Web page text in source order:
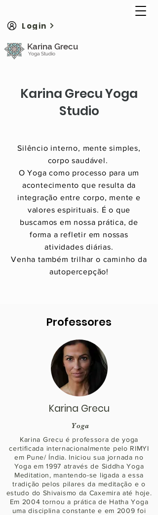
Karina Grecu
Yoga Studio
Login
Karina Grecu Yoga
Studio
Silêncio interno, mente simples,
corpo saudável.
O Yoga como processo para um
acontecimento que resulta da
integração entre corpo, mente e
valores espirituais. É o que
buscamos em nossa prática, de
forma a refletir em nossas
atividades diárias.
Venha também trilhar o caminho da
autopercepção!
Professores
Karina Grecu
Yoga
Karina Grecu é professora de yoga
certificada internacionalmente pelo RIMYI
em Pune/ Índia. Iniciou sua jornada no
Yoga em 1997 através de Siddha Yoga
Meditation, mantendo-se ligada a essa
tradição pelos pilares da meditação e o
estudo do Shivaismo da Caxemira até hoje.
Em 2004 tornou a prática de Hatha Yoga
uma disciplina constante e em 2009 foi